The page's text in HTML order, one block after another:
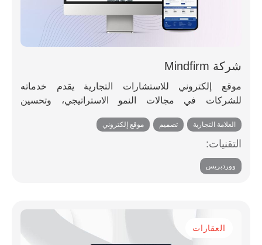
شركة Mindfirm
موقع إلكتروني للاستشارات التجارية يقدم خدماته
للشركات في مجالات النمو الاستراتيجي، وتحسين
لتحسين الكفاءة وقابلية التوسع.
العلامة التجارية تصميم موقع إلكتروني
التقنيات:
ووردبريس
العقارات